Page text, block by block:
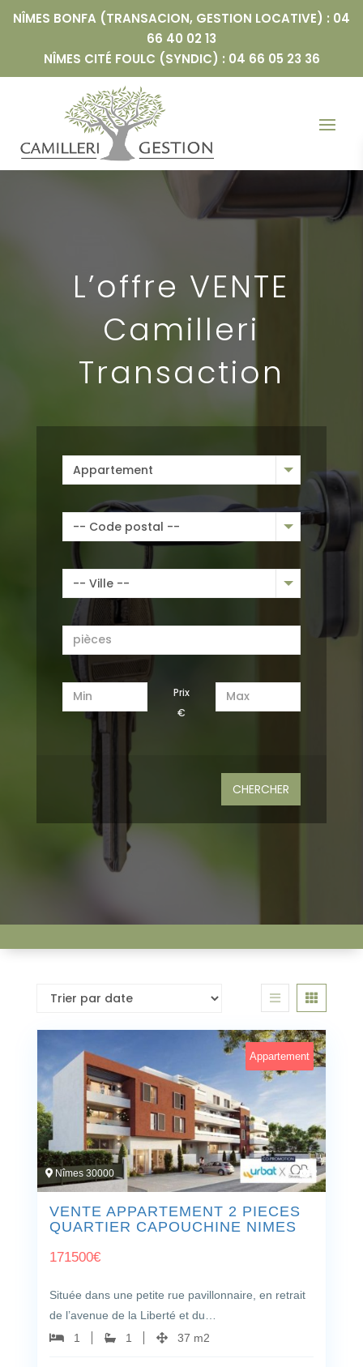
NÎMES BONFA (TRANSACION, GESTION LOCATIVE) : 04
66 40 02 13
NÎMES CITÉ FOULC (SYNDIC) : 04 66 05 23 36
L’offre VENTE
Camilleri
Transaction
Appartement
-- Code postal --
-- Ville --
€
Grenier
Wine Cellar
Terrain de
basket-ball
vue sur le lac Solar Heat
Barre humide
Remodelé
Puits de
lumière
Surfaces en
pierre
Piste de golf
Centre de
Remise en
Forme
Arrière-cour
Animaux
acceptés
CHERCHER
Appartement
Nîmes 30000 2
VENTE APPARTEMENT 2 PIECES
QUARTIER CAPOUCHINE NIMES
171500€
Située dans une petite rue pavillonnaire, en retrait
de l’avenue de la Liberté et du…
1
1 37 m2